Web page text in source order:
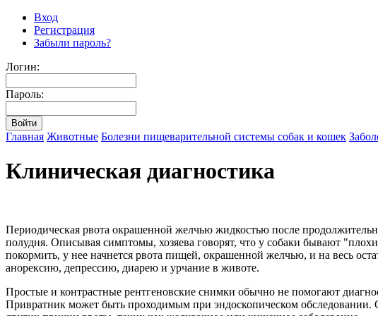
Вход
Регистрация
Забыли пароль?
Логин:
Пароль:
Главная Животные Болезни пищеварительной системы собак и кошек
Клиническая диагностика
Периодическая рвота окрашенной желчью жидкостью после
полудня. Описывая симптомы, хозяева говорят, что у собаки бывают
покормить, у нее начнется рвота пищей, окрашенной желчью, и на весь
анорексию, депрессию, диарею и урчание в животе.
Простые и контрастные рентгеновские снимки обычно не помогают
Привратник может быть проходимым при эндоскопическом обследовании.